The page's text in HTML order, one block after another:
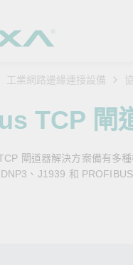
工業網路邊緣連接設備
TCP 閘
閘道器解決方案備有多
、J1939 和